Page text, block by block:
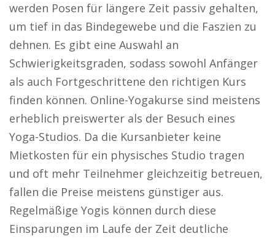
werden Posen für längere Zeit passiv gehalten,
um tief in das Bindegewebe und die Faszien zu
dehnen. Es gibt eine Auswahl an
Schwierigkeitsgraden, sodass sowohl Anfänger
als auch Fortgeschrittene den richtigen Kurs
finden können. Online-Yogakurse sind meistens
erheblich preiswerter als der Besuch eines
Yoga-Studios. Da die Kursanbieter keine
Mietkosten für ein physisches Studio tragen
und oft mehr Teilnehmer gleichzeitig betreuen,
fallen die Preise meistens günstiger aus.
Regelmäßige Yogis können durch diese
Einsparungen im Laufe der Zeit deutliche